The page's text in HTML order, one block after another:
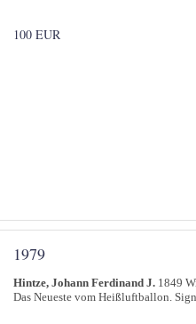
100 EUR
1979
Hintze, Johann Ferdinand J. 1849
Das Neueste vom Heißluftballon.